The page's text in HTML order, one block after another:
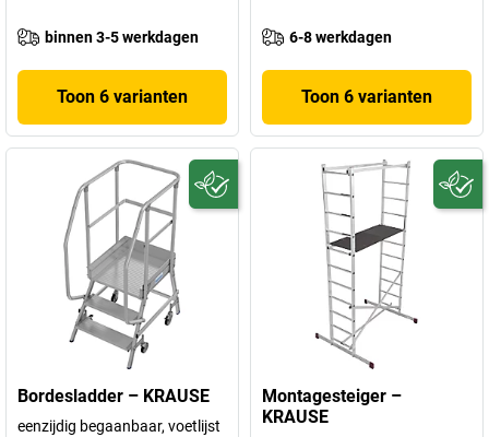
binnen 3-5 werkdagen
Toon 6 varianten
6-8 werkdagen
Toon 6 varianten
Bordesladder – KRAUSE
eenzijdig begaanbaar, voetlijst
Montagesteiger –
KRAUSE